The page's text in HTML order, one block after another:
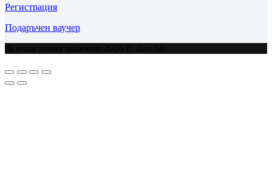
Регистрация
Подаръчен ваучер